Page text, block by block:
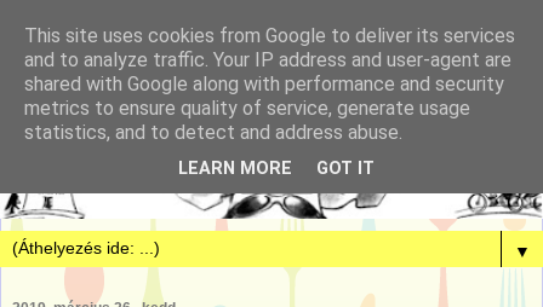
▼
This site uses cookies from Google to deliver its services
and to analyze traffic. Your IP address and user-agent are
shared with Google along with performance and security
metrics to ensure quality of service, generate usage
statistics, and to detect and address abuse.
LEARN MORE GOT IT